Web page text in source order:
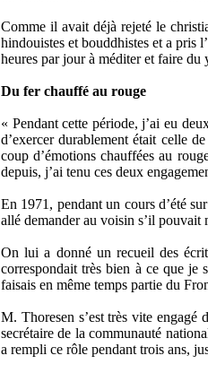
Comme il avait déjà rejeté le
hindouistes et bouddhistes et a pris
heures par jour à méditer et faire
Du fer chauffé au rouge
« Pendant cette période, j’ai eu
d’exercer durablement était celle
coup d’émotions chauffées au
depuis, j’ai tenu ces deux
En 1971, pendant un cours d’été
allé demander au voisin s’il pouvait
On lui a donné un recueil des
correspondait très bien à ce que je
faisais en même temps partie du
M. Thoresen s’est très vite
secrétaire de la communauté
a rempli ce rôle pendant trois ans,